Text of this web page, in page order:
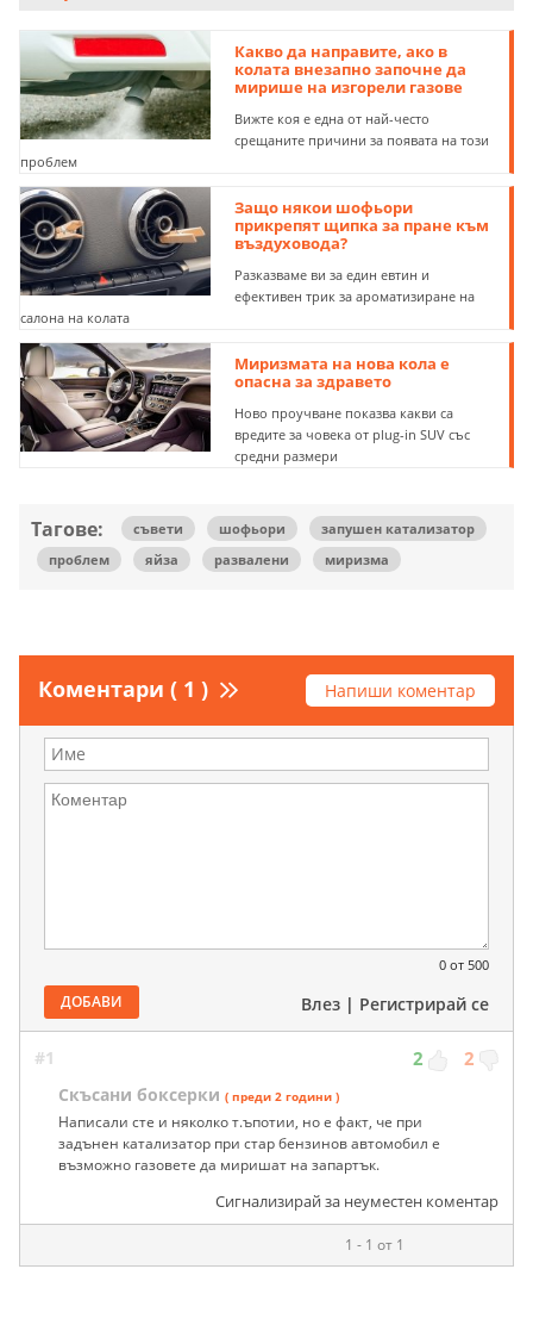
Какво да направите, ако в
колата внезапно започне да
мирише на изгорели газове
Вижте коя е една от най-често
срещаните причини за появата на този
проблем
Защо някои шофьори
прикрепят щипка за пране към
въздуховода?
Разказваме ви за един евтин и
ефективен трик за ароматизиране на
салона на колата
Миризмата на нова кола е
опасна за здравето
Ново проучване показва какви са
вредите за човека от plug-in SUV със
средни размери
Тагове: съвети шофьори
запушен катализатор
проблем
яйза развалени миризма
Коментари ( 1 ) Напиши коментар
0 от 500
ДОБАВИ Влез | Регистрирай се
#1 2 2
Скъсани боксерки ( преди 2 години )
Написали сте и няколко т.ъпотии, но е факт, че при
задънен катализатор при стар бензинов автомобил е
възможно газовете да миришат на запартък.
Сигнализирай за неуместен коментар
1 - 1 от 1